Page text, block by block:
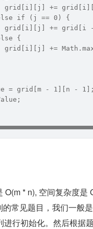
grid[i][j] +=
if (j == 0) {
grid[i][j] += grid[i
{
grid[i][j] +=
= grid[m - 1][n - 1];
* n), 空间复杂度是
常见题目，我们一般
进行初始化。然后根据